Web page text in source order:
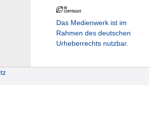
Das Medienwerk ist im
Rahmen des deutschen
Urheberrechts nutzbar.